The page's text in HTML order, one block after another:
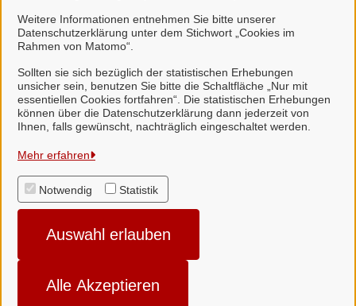
Weitere Informationen entnehmen Sie bitte unserer
Datenschutzerklärung unter dem Stichwort „Cookies im
Rahmen von Matomo“.
Sollten sie sich bezüglich der statistischen Erhebungen
unsicher sein, benutzen Sie bitte die Schaltfläche „Nur mit
essentiellen Cookies fortfahren“. Die statistischen Erhebungen
können über die Datenschutzerklärung dann jederzeit von
Ihnen, falls gewünscht, nachträglich eingeschaltet werden.
Mehr erfahren
Notwendig Statistik
Auswahl erlauben
Alle Akzeptieren
Samtgemeinde Suderburg
Alle Rechte vorbehalten
Datenschutzerklärung